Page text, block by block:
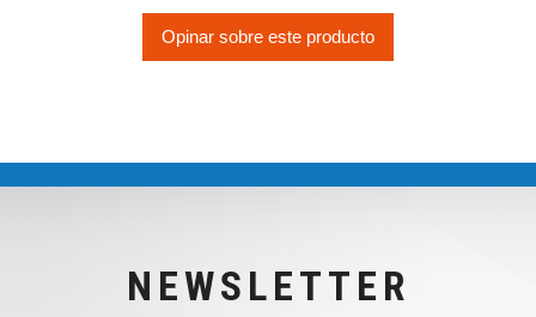
Opinar sobre este producto
NEWSLETTER